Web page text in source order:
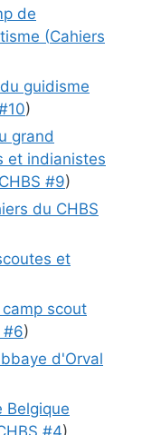
de
(Cahiers
guidisme
10)
grand
et indianistes
#9)
du CHBS
et
scout
#6)
d'Orval
Belgique